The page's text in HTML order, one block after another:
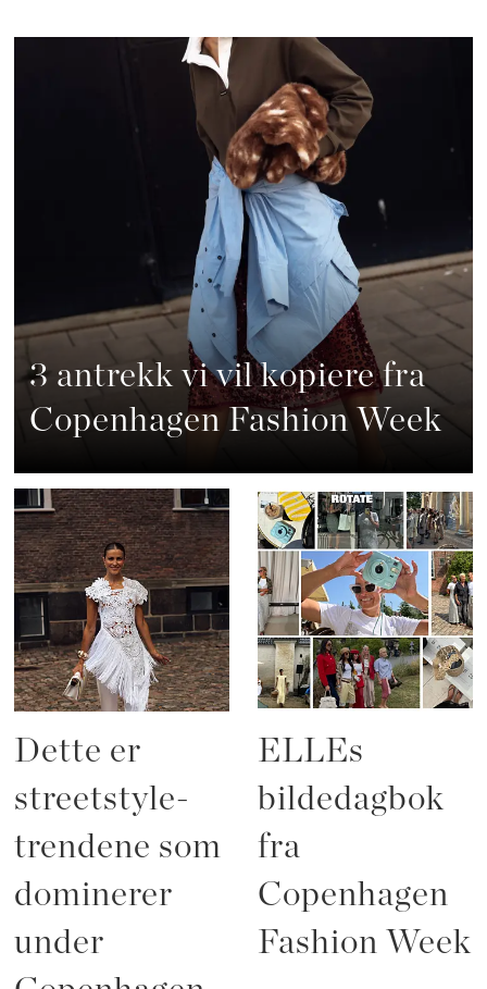
3 antrekk vi vil kopiere fra
Copenhagen Fashion Week
Dette er
streetstyle-
trendene som
dominerer
under
ELLEs
bildedagbok
fra
Copenhagen
Fashion Week